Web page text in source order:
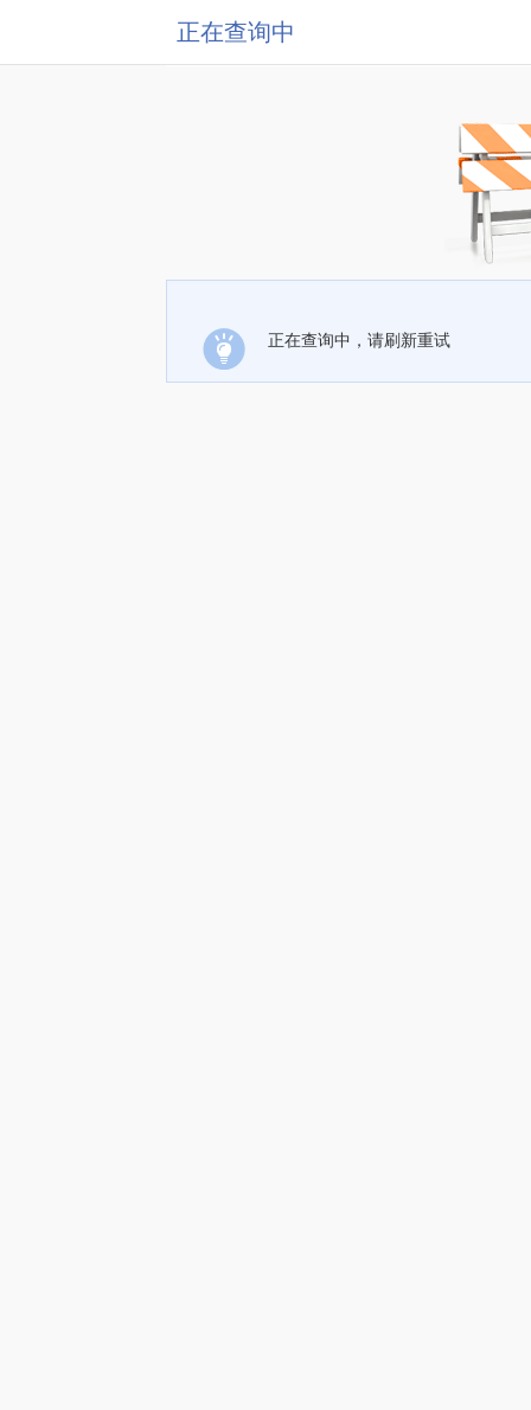
正在查询中
正在查询中，请刷新重试